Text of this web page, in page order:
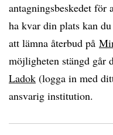
antagningsbeskedet
ha kvar din plats kan
att lämna återbud på
möjligheten stängd går
Ladok (logga in med
ansvarig institution.